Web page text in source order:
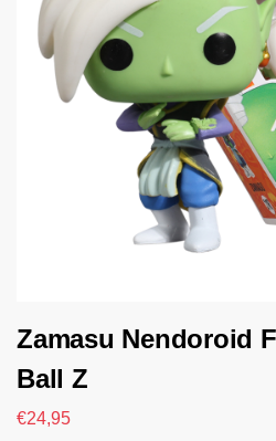
Zamasu Nendoroid
Ball Z
€24,95